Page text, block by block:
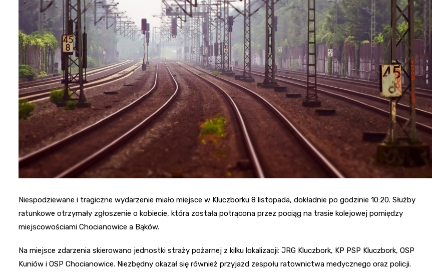
Niespodziewane i tragiczne wydarzenie miało miejsce w Kluczborku 8 listopada, dokładnie po godzinie 10:20. Służby
ratunkowe otrzymały zgłoszenie o kobiecie, która została potrącona przez pociąg na trasie kolejowej pomiędzy
miejscowościami Chocianowice a Bąków.
Na miejsce zdarzenia skierowano jednostki straży pożarnej z kilku lokalizacji: JRG Kluczbork, KP PSP Kluczbork, OSP
Kuniów i OSP Chocianowice. Niezbędny okazał się również przyjazd zespołu ratownictwa medycznego oraz policji.